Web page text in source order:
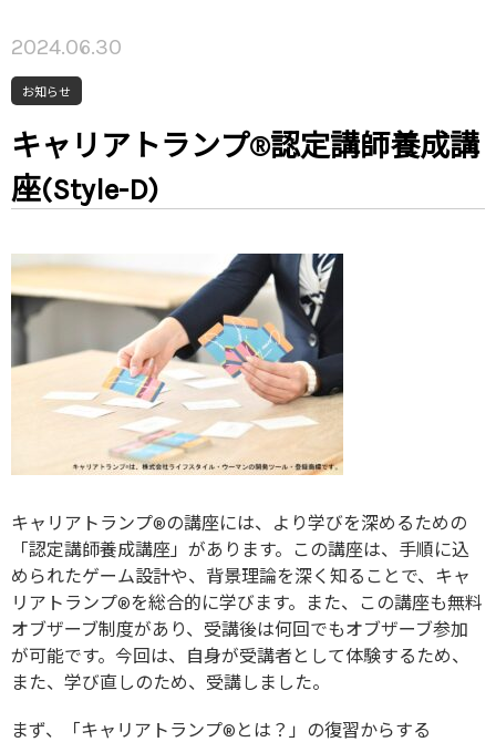
2024.06.30
お知らせ
キャリアトランプ®認定講師養成講
座(Style-D)
キャリアトランプ®の講座には、より学びを深めるための
「認定講師養成講座」があります。この講座は、手順に込
められたゲーム設計や、背景理論を深く知ることで、キャ
リアトランプ®を総合的に学びます。また、この講座も無料
オブザーブ制度があり、受講後は何回でもオブザーブ参加
が可能です。今回は、自身が受講者として体験するため、
また、学び直しのため、受講しました。
まず、「キャリアトランプ®とは？」の復習からする